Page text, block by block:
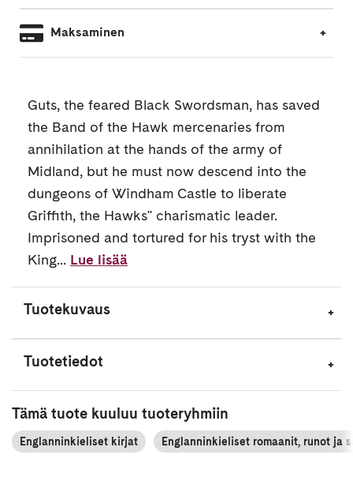
Maksaminen
Guts, the feared Black Swordsman, has saved
the Band of the Hawk mercenaries from
annihilation at the hands of the army of
Midland, but he must now descend into the
dungeons of Windham Castle to liberate
Griffith, the Hawks'' charismatic leader.
Imprisoned and tortured for his tryst with the
King... Lue lisää
Tuotekuvaus
Tuotetiedot
Tämä tuote kuuluu tuoteryhmiin
Englanninkieliset kirjat Englanninkieliset romaanit, runot ja